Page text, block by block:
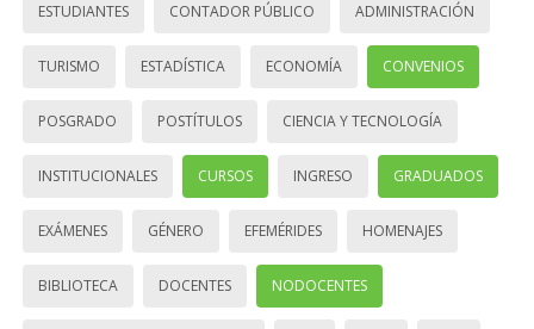
ESTUDIANTES CONTADOR PÚBLICO ADMINISTRACIÓN
TURISMO ESTADÍSTICA ECONOMÍA CONVENIOS
POSGRADO POSTÍTULOS CIENCIA Y TECNOLOGÍA
INSTITUCIONALES CURSOS INGRESO GRADUADOS
EXÁMENES GÉNERO EFEMÉRIDES HOMENAJES
BIBLIOTECA DOCENTES NODOCENTES